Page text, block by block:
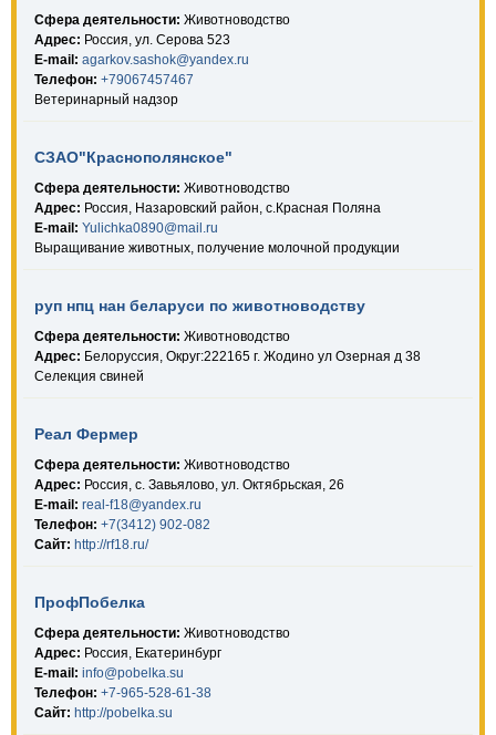
Сфера деятельности: Животноводство
Адрес: Россия, ул. Серова 523
E-mail: agarkov.sashok@yandex.ru
Телефон: +79067457467
Ветеринарный надзор
СЗАО"Краснополянское"
Сфера деятельности: Животноводство
Адрес: Россия, Назаровский район, с.Красная Поляна
E-mail: Yulichka0890@mail.ru
Выращивание животных, получение молочной продукции
руп нпц нан беларуси по животноводству
Сфера деятельности: Животноводство
Адрес: Белоруссия, Округ:222165 г. Жодино ул Озерная д 38
Селекция свиней
Реал Фермер
Сфера деятельности: Животноводство
Адрес: Россия, с. Завьялово, ул. Октябрьская, 26
E-mail: real-f18@yandex.ru
Телефон: +7(3412) 902-082
Сайт: http://rf18.ru/
ПрофПобелка
Сфера деятельности: Животноводство
Адрес: Россия, Екатеринбург
E-mail: info@pobelka.su
Телефон: +7-965-528-61-38
Сайт: http://pobelka.su